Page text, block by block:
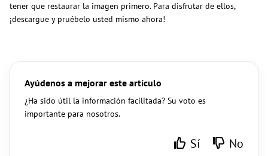
tener que restaurar la imagen primero. Para disfrutar de ellos,
¡descargue y pruébelo usted mismo ahora!
Ayúdenos a mejorar este artículo
¿Ha sido útil la información facilitada? Su voto es
importante para nosotros.
Sí No